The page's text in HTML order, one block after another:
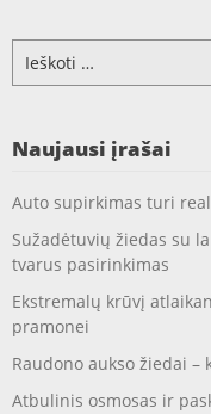
Ieškoti:
Naujausi įrašai
Auto supirkimas turi
Sužadėtuvių žiedas su
tvarus pasirinkimas
Ekstremalų krūvį
pramonei
Raudono aukso žiedai
Atbulinis osmosas ir